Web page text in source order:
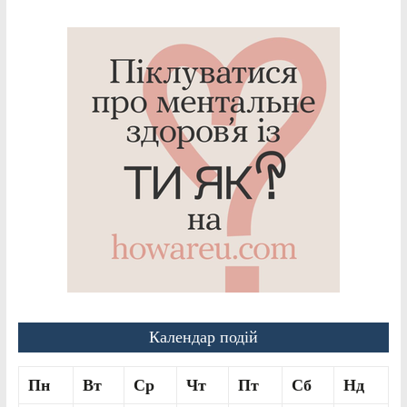
Календар подій
Пн Вт Ср Чт Пт Сб Нд